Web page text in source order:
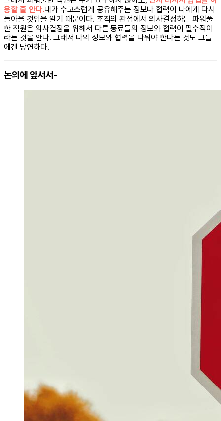
용할 줄 안다.내가 수고스럽게 공유해주는 정보나 협력이 나에게 다시
돌아올 것임을 알기 때문이다. 조직의 관점에서 의사결정하는 파워풀
한 직원은 의사결정을 위해서 다른 동료들의 정보와 협력이 필수적이
라는 것을 안다. 그래서 나의 정보와 협력을 나눠야 한다는 것도 그들
에겐 당연하다.
논의에 앞서서-